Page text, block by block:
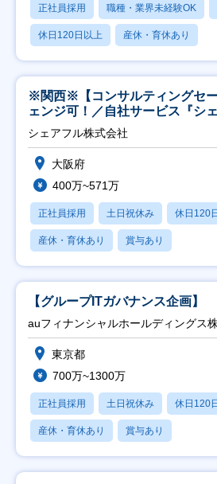
正社員採用 職種・業界未経験OK
休日120日以上 産休・育休あり
※関西※【コンサルティングセ
ェンジ可！／自社サービス『シ
シェアフル株式会社
大阪府
400万~571万
正社員採用 土日祝休み 休日120
産休・育休あり 賞与あり
【グループITガバナンス企画】
auフィナンシャルホールディングス
東京都
700万~1300万
正社員採用 土日祝休み 休日120
産休・育休あり 賞与あり